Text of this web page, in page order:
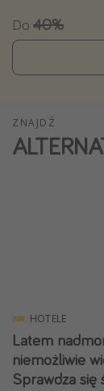
Wakacje Last
Wakacje All
Wakacje z
Noclegi z
Wyjazdy na
Wszystkie
Więcej tematów
Do 40%
ZNAJDŹ
HOTELE
Latem
niemożliwie
Sprawdza się